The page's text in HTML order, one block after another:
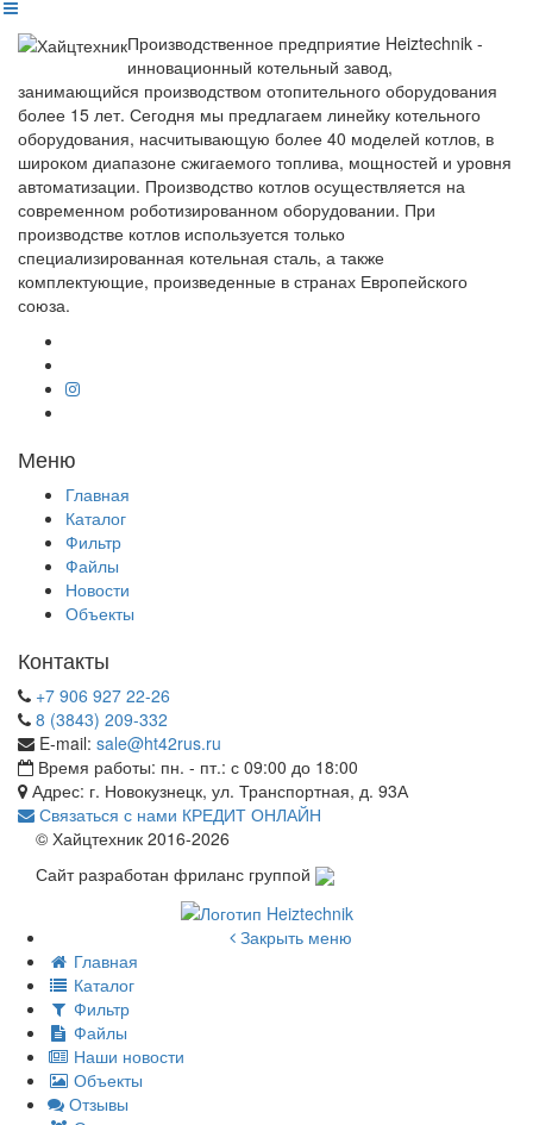
Производственное предприятие Heiztechnik -
инновационный котельный завод,
занимающийся производством отопительного оборудования
более 15 лет. Сегодня мы предлагаем линейку котельного
оборудования, насчитывающую более 40 моделей котлов, в
широком диапазоне сжигаемого топлива, мощностей и уровня
автоматизации. Производство котлов осуществляется на
современном роботизированном оборудовании. При
производстве котлов используется только
специализированная котельная сталь, а также
комплектующие, произведенные в странах Европейского
союза.
Меню
Главная
Каталог
Фильтр
Файлы
Новости
Объекты
Контакты
+7 906 927 22-26
8 (3843) 209-332
E-mail: sale@ht42rus.ru
Время работы: пн. - пт.: с 09:00 до 18:00
Адрес: г. Новокузнецк, ул. Транспортная, д. 93А
Связаться с нами КРЕДИТ ОНЛАЙН
© Хайцтехник 2016-2026
Сайт разработан фриланс группой
Закрыть меню
Главная
Каталог
Фильтр
Файлы
Наши новости
Объекты
Отзывы